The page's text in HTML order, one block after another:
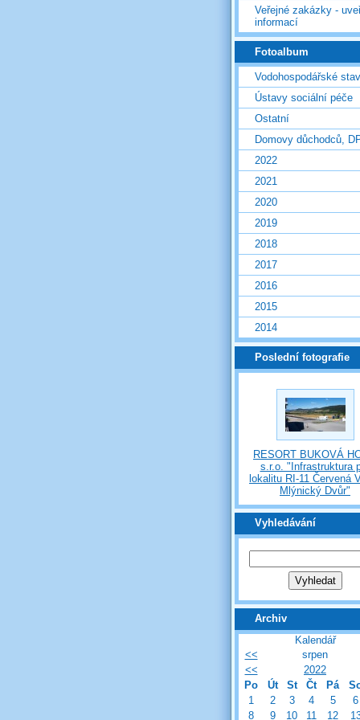
Veřejné zakázky -
informací
Fotoalbum
Vodohospodářské
Ústavy sociální péče
Ostatní
Domovy důchodců,
2022
2021
2020
2019
2018
2017
2016
2015
2014
Poslední fotografie
RESORT BUKOVÁ
s.r.o. "Infrastruktura
lokalitu RI-11 Červená
Mlýnický Dvůr"
Vyhledávání
Archiv
Kalendář
<<
srpen
<<
2022
Po
Út St Čt Pá
1
2 3 4 5 6
8
9 10 11 12